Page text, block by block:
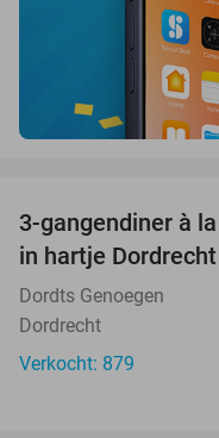
3-gangendiner à
in hartje Dordrecht
Dordts Genoegen
Dordrecht
Verkocht: 879